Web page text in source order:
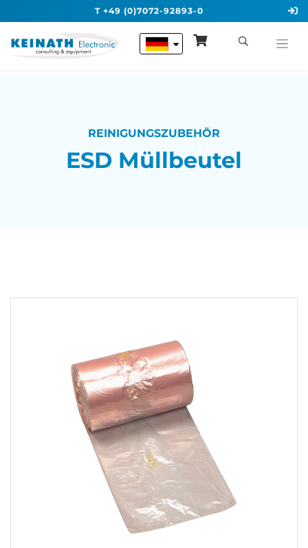
T +49 (0)7072-92893-0
REINIGUNGSZUBEHÖR
ESD Müllbeutel